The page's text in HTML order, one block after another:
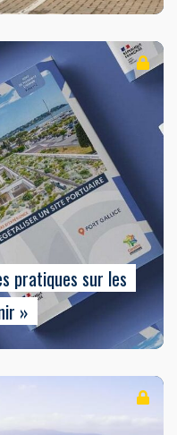
pratiques sur les
»